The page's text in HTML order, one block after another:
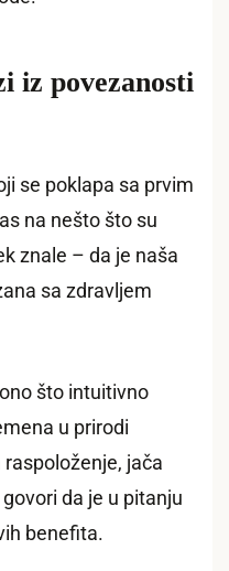
iz povezanosti
se poklapa sa prvim
na nešto što su
znale – da je naša
sa zdravljem
što intuitivno
u prirodi
jača
da je u pitanju
benefita.